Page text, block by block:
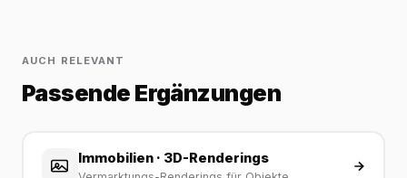
AUCH RELEVANT
Passende Ergänzungen
Immobilien · 3D-Renderings